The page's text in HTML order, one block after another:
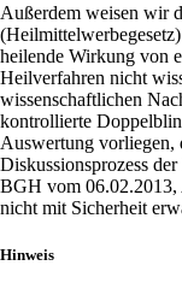
Außerdem weisen wir
heilende Wirkung von
Heilverfahren nicht
wissenschaftlichen
kontrollierte
Auswertung vorliegen,
Diskussionsprozess
BGH vom
nicht mit Sicherheit
Hinweis